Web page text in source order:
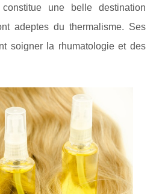
une belle destination
adeptes du thermalisme. Ses
soigner la rhumatologie et des